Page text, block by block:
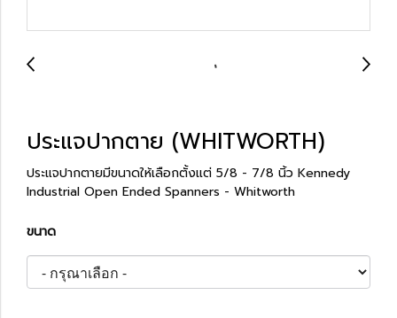
ประแจปากตาย (WHITWORTH)
ประแจปากตายมีขนาดให้เลือกตั้งแต่ 5/8 - 7/8 นิ้ว Kennedy
Industrial Open Ended Spanners - Whitworth
ขนาด